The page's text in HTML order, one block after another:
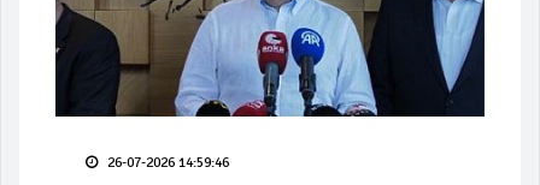
26-07-2026 14:59:46